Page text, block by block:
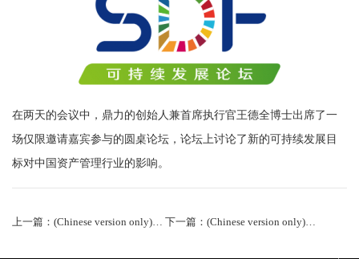
在两天的会议中，鼎力的创始人兼首席执行官王德全博士出席了一
场仅限邀请嘉宾参与的圆桌论坛，论坛上讨论了新的可持续发展目
标对中国资产管理行业的影响。
上一篇：(Chinese version only)鼎力公司治理在香港创业及私募投资协会ESG午餐会上发表讲话 下一篇：(Chinese version only)第十届财新峰会暨中国ESG30人论坛成立仪式在京召开